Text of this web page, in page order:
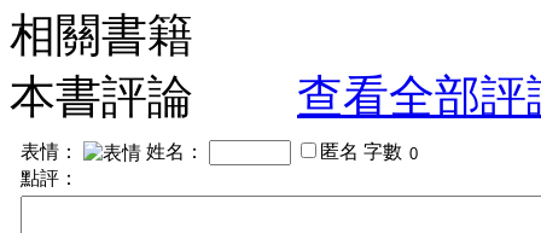
相關書籍
本書評論
查看全部評
表情： 姓名： 匿名 字數
點評：